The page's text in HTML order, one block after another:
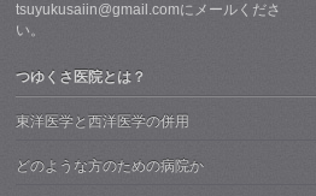
tsuyukusaiin@gmail.comにメールくださ
い。
つゆくさ医院とは？
東洋医学と西洋医学の併用
どのような方のための病院か